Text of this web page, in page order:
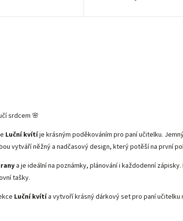
srdcem 🌸
Luční kvítíje krásným poděkováním pro paní učitelku.
vytváří něžný a nadčasový design, který potěší na první
a je ideální na poznámky, plánování i každodenní
tašky.
Luční kvítía vytvoří krásný dárkový set pro paní učitelku